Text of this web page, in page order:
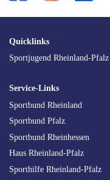
SEO
Navigation
Quicklinks
Sportjugend Rheinland-Pfalz
Service-Links
Sportbund Rheinland
Sportbund Pfalz
Sportbund Rheinhessen
Haus Rheinland-Pfalz
Sporthilfe Rheinland-Pfalz